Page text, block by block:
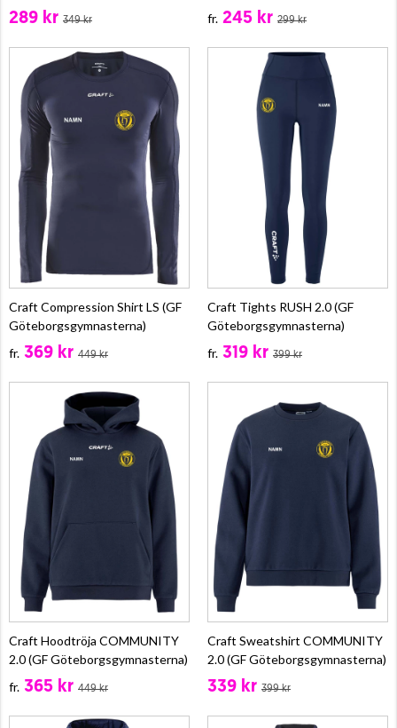
289 kr 349 kr
fr. 245 kr 299 kr
Craft Compression Shirt LS (GF
Göteborgsgymnasterna)
fr. 369 kr 449 kr
Craft Tights RUSH 2.0 (GF
Göteborgsgymnasterna)
fr. 319 kr 399 kr
Craft Hoodtröja COMMUNITY
2.0 (GF Göteborgsgymnasterna)
fr. 365 kr 449 kr
Craft Sweatshirt COMMUNITY
2.0 (GF Göteborgsgymnasterna)
339 kr 399 kr